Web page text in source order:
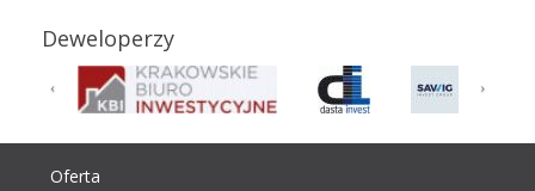
Deweloperzy
Oferta